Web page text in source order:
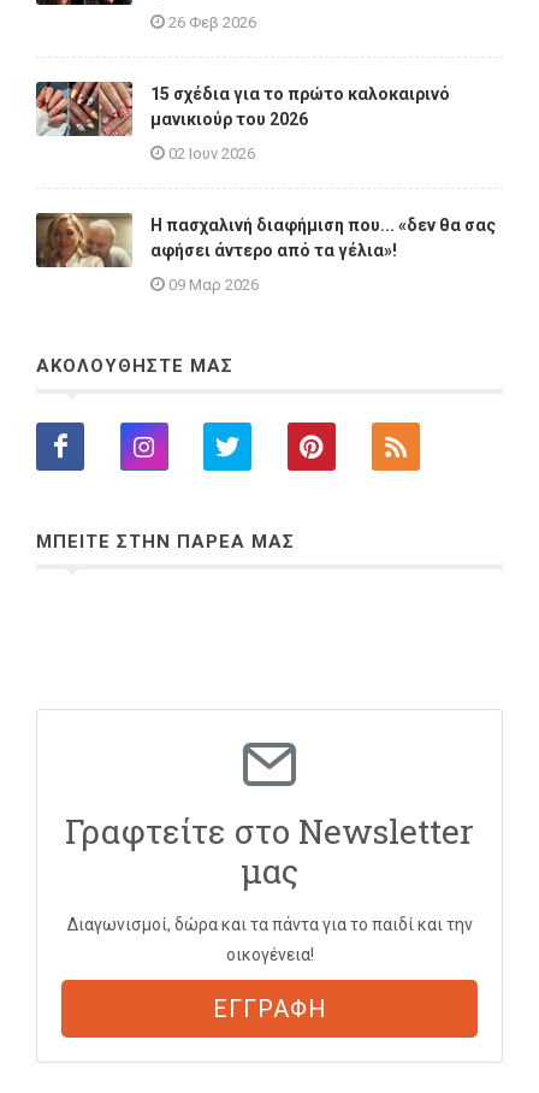
26 Φεβ 2026
15 σχέδια για το πρώτο καλοκαιρινό
μανικιούρ του 2026
02 Ιουν 2026
Η πασχαλινή διαφήμιση που... «δεν θα σας
αφήσει άντερο από τα γέλια»!
09 Μαρ 2026
ΑΚΟΛΟΥΘΗΣΤΕ ΜΑΣ
ΜΠΕΙΤΕ ΣΤΗΝ ΠΑΡΕΑ ΜΑΣ
Γραφτείτε στο Newsletter
μας
Διαγωνισμοί, δώρα και τα πάντα για το παιδί και την
οικογένεια!
ΕΓΓΡΑΦΗ